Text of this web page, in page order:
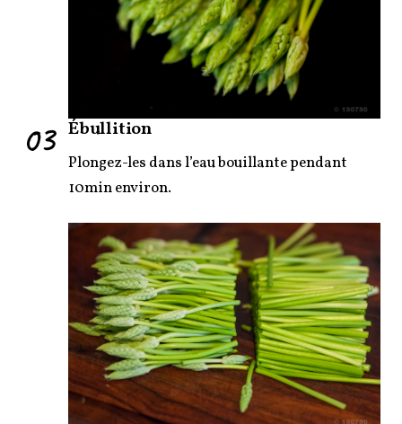
03 Ébullition
Plongez-les dans l’eau bouillante pendant
10min environ.